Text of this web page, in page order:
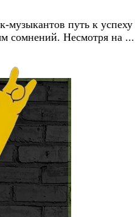
путь к успеху
сомнений. Несмотря на ...